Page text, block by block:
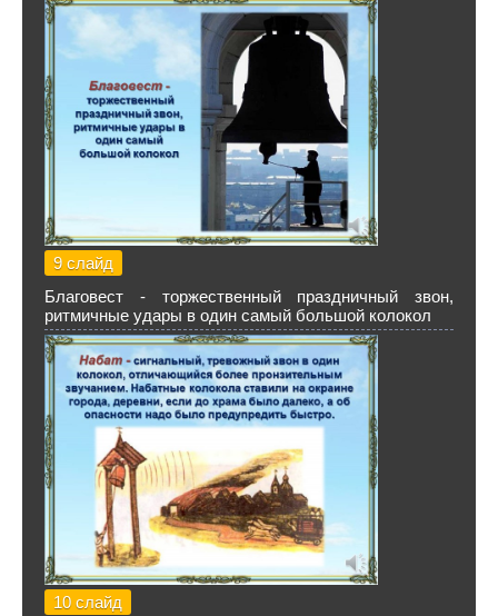
9 слайд
Благовест - торжественный праздничный звон,
ритмичные удары в один самый большой колокол
10 слайд